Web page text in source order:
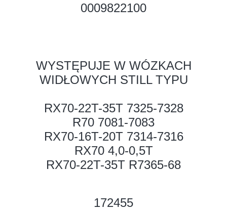
0009822100
WYSTĘPUJE W WÓZKACH
WIDŁOWYCH STILL TYPU
RX70-22T-35T 7325-7328
R70 7081-7083
RX70-16T-20T 7314-7316
RX70 4,0-0,5T
RX70-22T-35T R7365-68
172455